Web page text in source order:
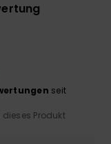
seit
Produkt